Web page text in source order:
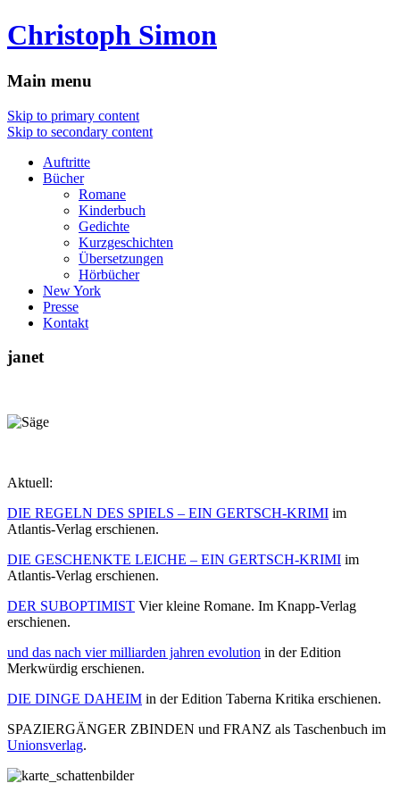
Christoph Simon
Main menu
Skip to primary content
Skip to secondary content
Auftritte
Bücher
Romane
Kinderbuch
Gedichte
Kurzgeschichten
Übersetzungen
Hörbücher
New York
Presse
Kontakt
janet
Aktuell:
DIE REGELN DES SPIELS – EIN GERTSCH-KRIMI im
Atlantis-Verlag erschienen.
DIE GESCHENKTE LEICHE – EIN GERTSCH-KRIMI im
Atlantis-Verlag erschienen.
DER SUBOPTIMIST Vier kleine Romane. Im Knapp-Verlag
erschienen.
und das nach vier milliarden jahren evolution in der Edition
Merkwürdig erschienen.
DIE DINGE DAHEIM in der Edition Taberna Kritika erschienen.
SPAZIERGÄNGER ZBINDEN und FRANZ als Taschenbuch im
Unionsverlag.